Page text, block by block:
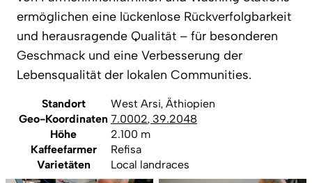
ermöglichen eine lückenlose Rückverfolgbarkeit
und herausragende Qualität – für besonderen
Geschmack und eine Verbesserung der
Lebensqualität der lokalen Communities.
Standort
West Arsi, Äthiopien
Geo-Koordinaten 7.0002, 39.2048
Höhe
2.100 m
Kaffeefarmer
Refisa
Varietäten
Local landraces